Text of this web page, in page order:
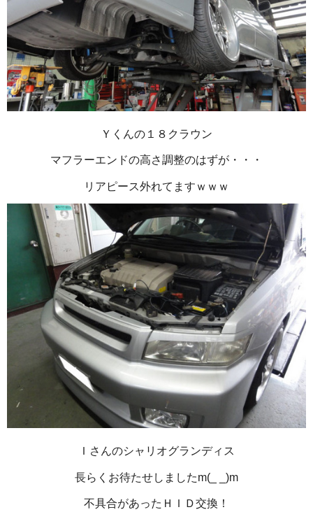
Ｙくんの１８クラウン
マフラーエンドの高さ調整のはずが・・・
リアピース外れてますｗｗｗ
Ｉさんのシャリオグランディス
長らくお待たせしましたm(_ _)m
不具合があったＨＩＤ交換！